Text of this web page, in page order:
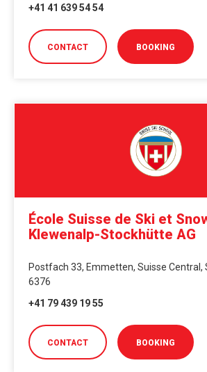
+41 41 639 54 54
CONTACT BOOKING
École Suisse de Ski et
Klewenalp-Stockhütte AG
Postfach 33, Emmetten, Suisse Central,
6376
+41 79 439 19 55
CONTACT BOOKING